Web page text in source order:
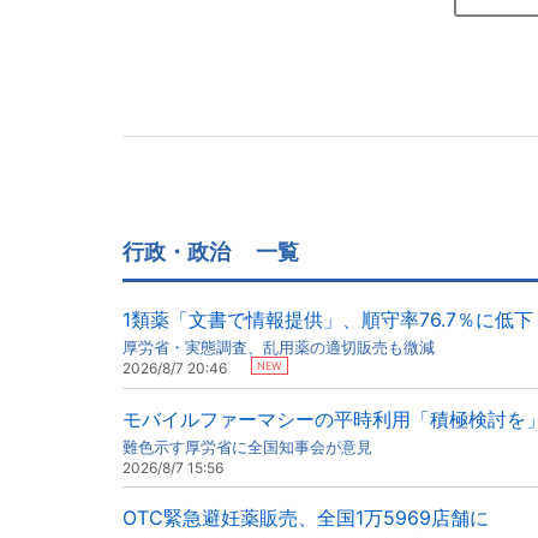
行政・政治 一覧
1類薬「文書で情報提供」、順守率76.7％に低下
厚労省・実態調査、乱用薬の適切販売も微減
2026/8/7 20:46 NEW
モバイルファーマシーの平時利用「積極検討を」
難色示す厚労省に全国知事会が意見
2026/8/7 15:56
OTC緊急避妊薬販売、全国1万5969店舗に